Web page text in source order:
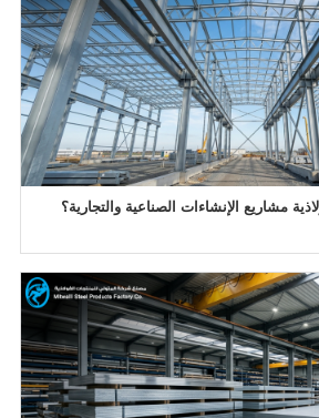
مشاريع الإنشاءات الصناعية والتجارية؟